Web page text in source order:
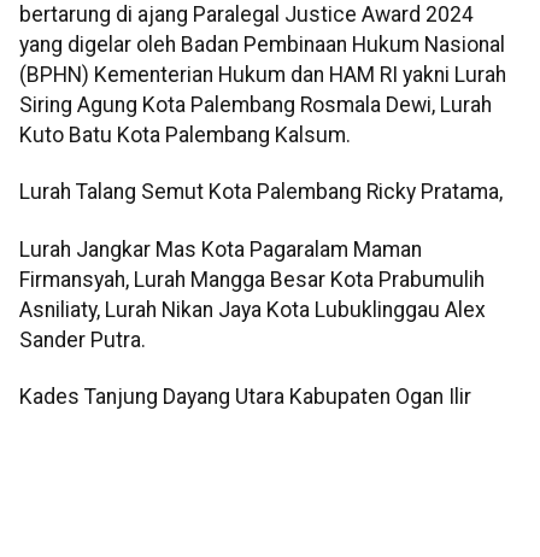
bertarung di ajang Paralegal Justice Award 2024
yang digelar oleh Badan Pembinaan Hukum Nasional
(BPHN) Kementerian Hukum dan HAM RI yakni Lurah
Siring Agung Kota Palembang Rosmala Dewi, Lurah
Kuto Batu Kota Palembang Kalsum.
Lurah Talang Semut Kota Palembang Ricky Pratama,
Lurah Jangkar Mas Kota Pagaralam Maman
Firmansyah, Lurah Mangga Besar Kota Prabumulih
Asniliaty, Lurah Nikan Jaya Kota Lubuklinggau Alex
Sander Putra.
Kades Tanjung Dayang Utara Kabupaten Ogan Ilir